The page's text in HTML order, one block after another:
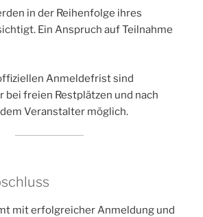
in der Reihenfolge ihres
Ein Anspruch auf Teilnahme
Anmeldefrist sind
bei freien Restplätzen und nach
Veranstalter möglich.
mit erfolgreicher Anmeldung und